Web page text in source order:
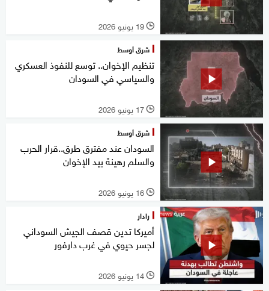
l 19 يونيو 2026
شرق أوسط
تنظيم الإخوان.. توسع للنفوذ العسكري
والسياسي في السودان
l 17 يونيو 2026
شرق أوسط
السودان عند مفترق طرق..قرار الحرب
والسلم رهينة بيد الإخوان
l 16 يونيو 2026
رادار
أميركا تدين قصف الجيش السوداني
لجسر حيوي في غرب دارفور
l 14 يونيو 2026